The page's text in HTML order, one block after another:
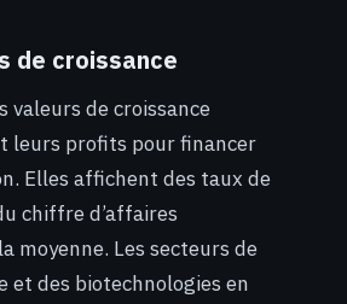
de croissance
valeurs de croissance
leurs profits pour financer
Elles affichent des taux de
chiffre d’affaires
moyenne. Les secteurs de
et des biotechnologies en